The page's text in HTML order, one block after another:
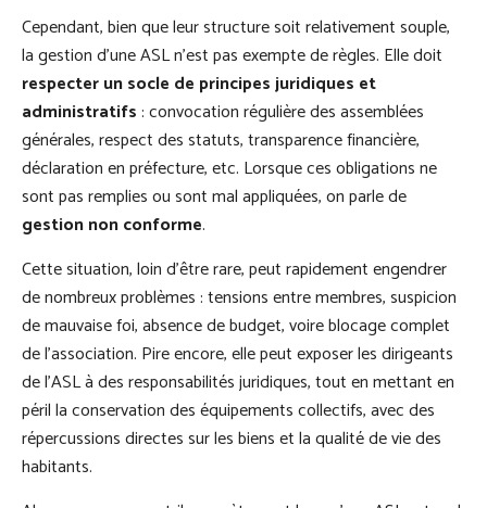
Cependant, bien que leur structure soit relativement souple,
la gestion d’une ASL n’est pas exempte de règles. Elle doit
respecter un socle de principes juridiques et
administratifs: convocation régulière des assemblées
générales, respect des statuts, transparence financière,
déclaration en préfecture, etc. Lorsque ces obligations ne
sont pas remplies ou sont mal appliquées, on parle de
gestion non conforme.
Cette situation, loin d’être rare, peut rapidement engendrer
de nombreux problèmes : tensions entre membres, suspicion
de mauvaise foi, absence de budget, voire blocage complet
de l’association. Pire encore, elle peut exposer les dirigeants
de l’ASL à des responsabilités juridiques, tout en mettant en
péril la conservation des équipements collectifs, avec des
répercussions directes sur les biens et la qualité de vie des
habitants.